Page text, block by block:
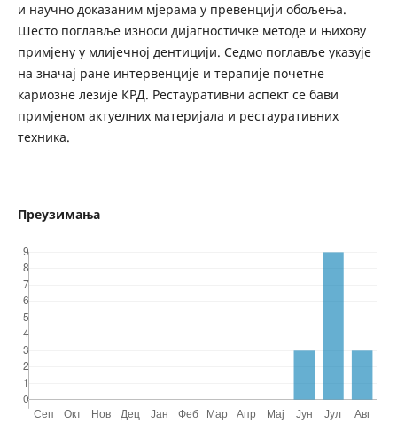
и научно доказаним мјерама у превенцији обољења.
Шесто поглавље износи дијагностичке методе и њихову
примјену у млијечној дентицији. Седмо поглавље указује
на значај ране интервенције и терапије почетне
кариозне лезије КРД. Рестауративни аспект се бави
примјеном актуелних материјала и рестауративних
техника.
Преузимања